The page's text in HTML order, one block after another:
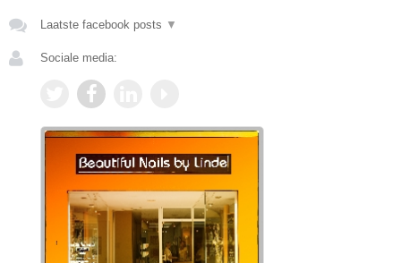
Laatste facebook posts ▼
Sociale media: